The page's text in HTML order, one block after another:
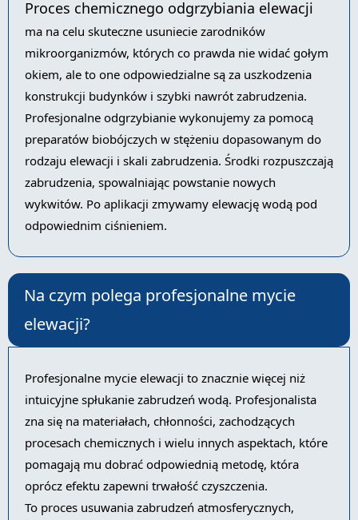
Proces chemicznego odgrzybiania elewacji
ma na celu skuteczne usuniecie zarodników
mikroorganizmów, których co prawda nie widać gołym
okiem, ale to one odpowiedzialne są za uszkodzenia
konstrukcji budynków i szybki nawrót zabrudzenia.
Profesjonalne odgrzybianie wykonujemy za pomocą
preparatów biobójczych w stężeniu dopasowanym do
rodzaju elewacji i skali zabrudzenia. Środki rozpuszczają
zabrudzenia, spowalniając powstanie nowych
wykwitów. Po aplikacji zmywamy elewację wodą pod
odpowiednim ciśnieniem.
Na czym polega profesjonalne mycie
elewacji?
Profesjonalne mycie elewacji to znacznie więcej niż
intuicyjne spłukanie zabrudzeń wodą. Profesjonalista
zna się na materiałach, chłonności, zachodzących
procesach chemicznych i wielu innych aspektach, które
pomagają mu dobrać odpowiednią metodę, która
oprócz efektu zapewni trwałość czyszczenia.
To proces usuwania zabrudzeń atmosferycznych,